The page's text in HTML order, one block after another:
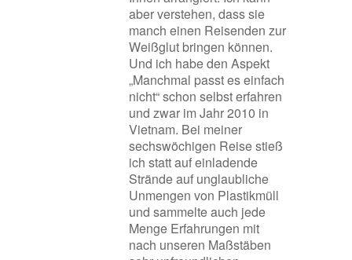
aber verstehen, dass sie
manch einen Reisenden zur
Weißglut bringen können.
Und ich habe den Aspekt
„Manchmal passt es einfach
nicht“ schon selbst erfahren
und zwar im Jahr 2010 in
Vietnam. Bei meiner
sechswöchigen Reise stieß
ich statt auf einladende
Strände auf unglaubliche
Unmengen von Plastikmüll
und sammelte auch jede
Menge Erfahrungen mit
nach unseren Maßstäben